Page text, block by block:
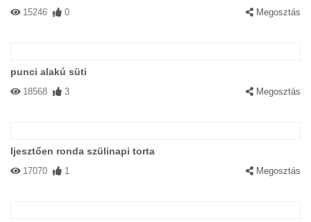
15246 0 Megosztás
punci alakú süti
18568 3 Megosztás
Ijesztően ronda szülinapi torta
17070 1 Megosztás